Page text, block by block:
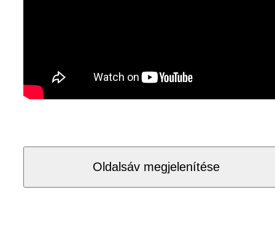
Oldalsáv megjelenítése